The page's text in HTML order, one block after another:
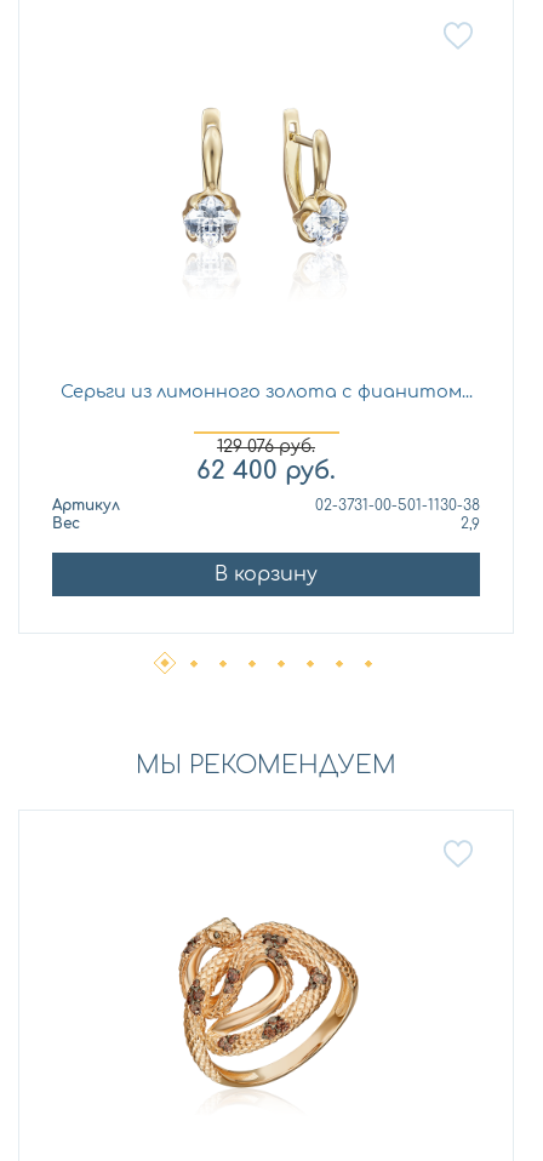
Серьги из лимонного золота с фианитом...
129 076руб.
62 400 руб.
Артикул
02-3731-00-501-1130-38
Вес
2,9
В корзину
МЫ РЕКОМЕНДУЕМ